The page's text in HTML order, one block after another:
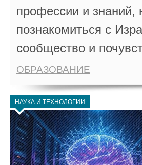
профессии и знаний,
познакомиться с
сообщество и
ОБРАЗОВАНИЕ
НАУКА И ТЕХНОЛОГИИ